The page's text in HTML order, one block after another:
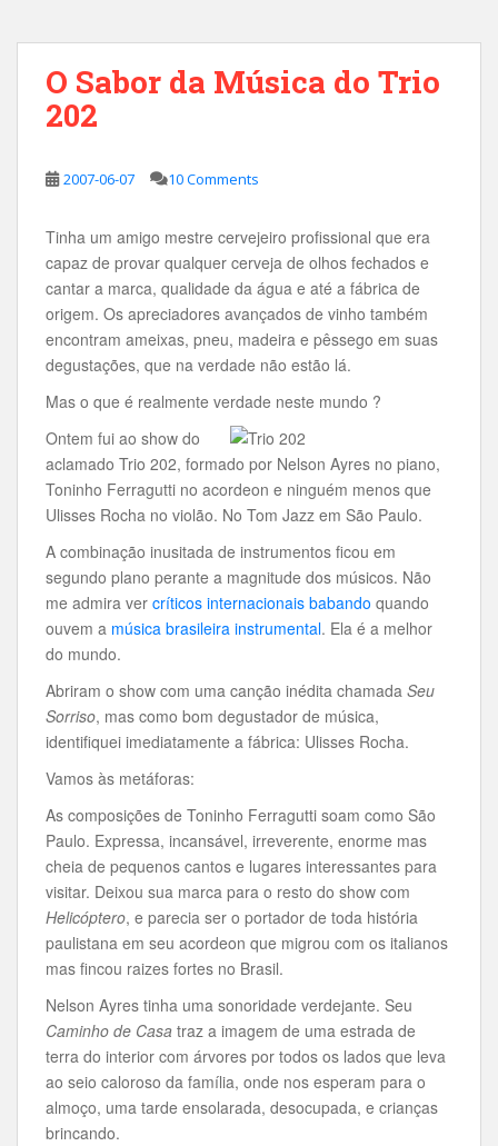
O Sabor da Música do Trio
202
2007-06-07 10 Comments
Tinha um amigo mestre cervejeiro profissional que era
capaz de provar qualquer cerveja de olhos fechados e
cantar a marca, qualidade da água e até a fábrica de
origem. Os apreciadores avançados de vinho também
encontram ameixas, pneu, madeira e pêssego em suas
degustações, que na verdade não estão lá.
Mas o que é realmente verdade neste mundo ?
Ontem fui ao show do
aclamado Trio 202, formado por Nelson Ayres no piano,
Toninho Ferragutti no acordeon e ninguém menos que
Ulisses Rocha no violão. No Tom Jazz em São Paulo.
A combinação inusitada de instrumentos ficou em
segundo plano perante a magnitude dos músicos. Não
me admira ver críticos internacionais babando quando
ouvem a música brasileira instrumental. Ela é a melhor
do mundo.
Abriram o show com uma canção inédita chamada Seu
Sorriso, mas como bom degustador de música,
identifiquei imediatamente a fábrica: Ulisses Rocha.
Vamos às metáforas:
As composições de Toninho Ferragutti soam como São
Paulo. Expressa, incansável, irreverente, enorme mas
cheia de pequenos cantos e lugares interessantes para
visitar. Deixou sua marca para o resto do show com
Helicóptero, e parecia ser o portador de toda história
paulistana em seu acordeon que migrou com os italianos
mas fincou raizes fortes no Brasil.
Nelson Ayres tinha uma sonoridade verdejante. Seu
Caminho de Casa traz a imagem de uma estrada de
terra do interior com árvores por todos os lados que leva
ao seio caloroso da família, onde nos esperam para o
almoço, uma tarde ensolarada, desocupada, e crianças
brincando.